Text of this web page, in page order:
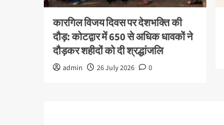
कारगिल विजय दिवस पर देशभक्ति की
दौड़: कोटद्वार में 650 से अधिक धावकों ने
दौड़कर शहीदों को दी श्रद्धांजलि
admin 26 July 2026 0